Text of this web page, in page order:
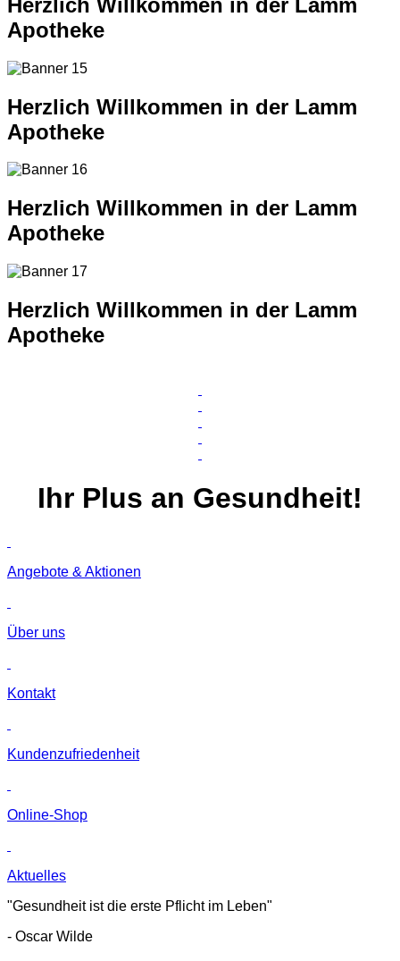
Apotheke
Herzlich Willkommen in der Lamm
Apotheke
Herzlich Willkommen in der Lamm
Apotheke
Herzlich Willkommen in der Lamm
Apotheke
Ihr Plus an Gesundheit!
Angebote & Aktionen
Über uns
Kontakt
Kunden­zufriedenheit
Online-Shop
Aktuelles
"Gesundheit ist die erste Pflicht im Leben"
- Oscar Wilde